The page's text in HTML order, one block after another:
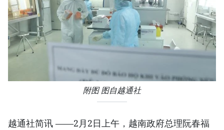
附图 图自越通社
越通社简讯 ——2月2日上午，越南政府总理阮春福